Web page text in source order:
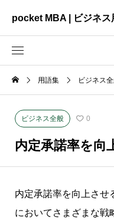
pocket MBA | ビジネス
ビジネス全般
資料作成
用語集 ビジネス
ビジネス全般 0
内定承諾率を向
内定承諾率を向上させ
においてさまざまな戦